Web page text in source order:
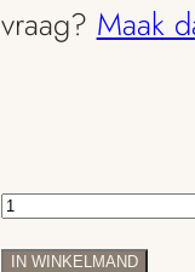
vraag?Maak
Geelgouden
Trouwringen
IN WINKELMAND